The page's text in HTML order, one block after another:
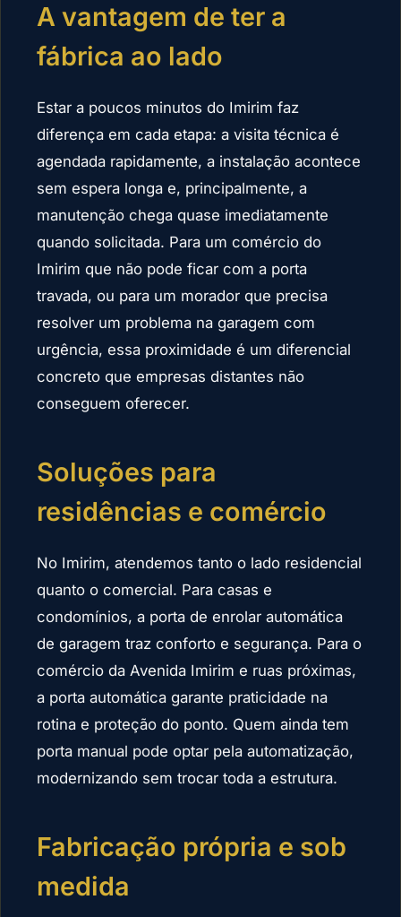
A vantagem de ter a
fábrica ao lado
Estar a poucos minutos do Imirim faz
diferença em cada etapa: a visita técnica é
agendada rapidamente, a instalação acontece
sem espera longa e, principalmente, a
manutenção chega quase imediatamente
quando solicitada. Para um comércio do
Imirim que não pode ficar com a porta
travada, ou para um morador que precisa
resolver um problema na garagem com
urgência, essa proximidade é um diferencial
concreto que empresas distantes não
conseguem oferecer.
Soluções para
residências e comércio
No Imirim, atendemos tanto o lado residencial
quanto o comercial. Para casas e
condomínios, a porta de enrolar automática
de garagem traz conforto e segurança. Para o
comércio da Avenida Imirim e ruas próximas,
a porta automática garante praticidade na
rotina e proteção do ponto. Quem ainda tem
porta manual pode optar pela automatização,
modernizando sem trocar toda a estrutura.
Fabricação própria e sob
medida